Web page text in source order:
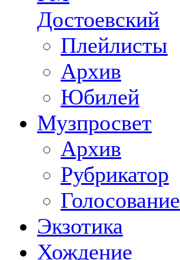
Достоевский
Плейлисты
Архив
Юбилей
Музпросвет
Архив
Рубрикатор
Голосование
Экзотика
Хождение